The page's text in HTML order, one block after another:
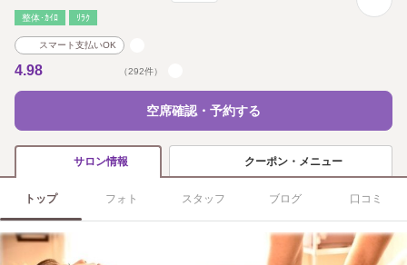
整体･ｶｲﾛ ﾘﾗｸ
スマート支払いOK
4.98 （292件）
空席確認・予約する
サロン情報 クーポン・メニュー
トップ フォト スタッフ ブログ 口コミ